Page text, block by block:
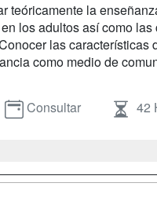
teóricamente la
los adultos así como
las
como medio de
Consultar 42